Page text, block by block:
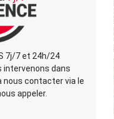
7j/7 et 24h/24
intervenons dans
nous contacter via le
appeler.